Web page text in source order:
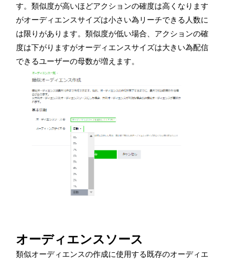
す。類似度が高いほどアクションの確度は高くなります
がオーディエンスサイズは小さい為リーチできる人数に
は限りがあります。類似度が低い場合、アクションの確
度は下がりますがオーディエンスサイズは大きい為配信
できるユーザーの母数が増えます。
オーディエンスソース
類似オーディエンスの作成に使用する既存のオーディエ